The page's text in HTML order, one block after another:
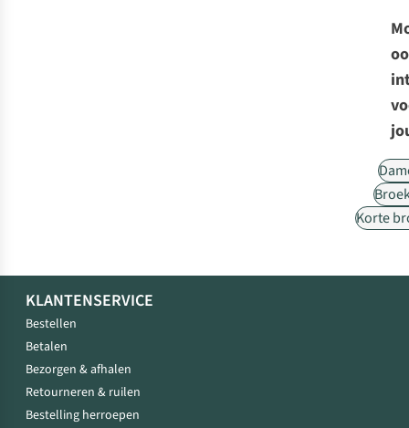
Korte
KLANTENSERVICE
Bestellen
Betalen
Bezorgen & afhalen
Retourneren & ruilen
Bestelling herroepen